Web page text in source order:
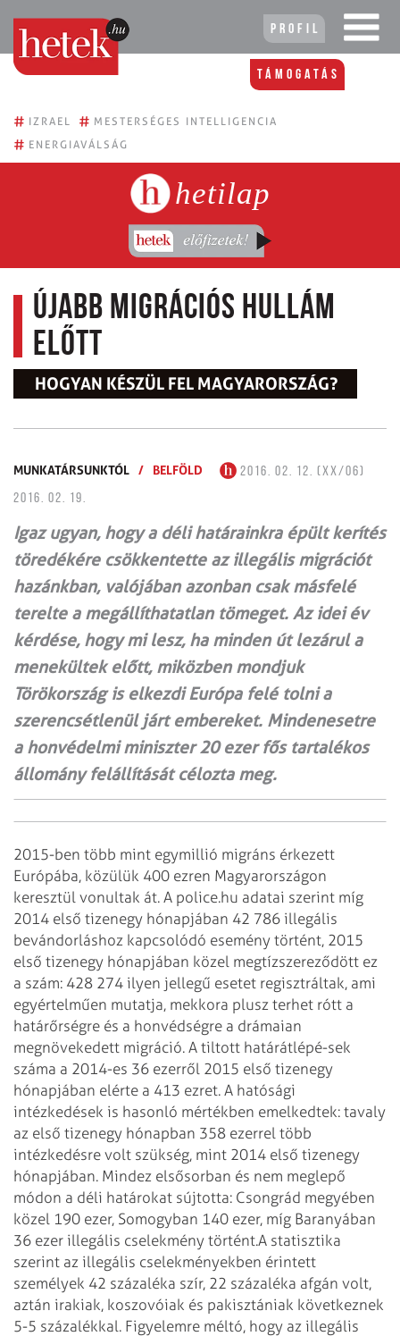
Profil
Támogatás
# IZRAEL # MESTERSÉGES INTELLIGENCIA
# ENERGIAVÁLSÁG
hetilap
Újabb migrációs hullám
előtt
HOGYAN KÉSZÜL FEL MAGYARORSZÁG?
MUNKATÁRSUNKTÓL / BELFÖLD
2016. 02. 12. (XX/06)
2016. 02. 19.
Igaz ugyan, hogy a déli határainkra épült kerítés
töredékére csökkentette az illegális migrációt
hazánkban, valójában azonban csak másfelé
terelte a megállíthatatlan tömeget. Az idei év
kérdése, hogy mi lesz, ha minden út lezárul a
menekültek előtt, miközben mondjuk
Törökország is elkezdi Európa felé tolni a
szerencsétlenül járt embereket. Mindenesetre
a honvédelmi miniszter 20 ezer fős tartalékos
állomány felállítását célozta meg.
2015-ben több mint egymillió migráns érkezett
Európába, közülük 400 ezren Magyarországon
keresztül vonultak át. A police.hu adatai szerint míg
2014 első tizenegy hónapjában 42 786 illegális
bevándorláshoz kapcsolódó esemény történt, 2015
első tizenegy hónapjában közel megtízszereződött ez
a szám: 428 274 ilyen jellegű esetet regisztráltak, ami
egyértelműen mutatja, mekkora plusz terhet rótt a
határőrségre és a honvédségre a drámaian
megnövekedett migráció. A tiltott határátlépé­-sek
száma a 2014-es 36 ezerről 2015 első tizenegy
hónapjában elérte a 413 ezret. A hatósági
intézkedések is hasonló mértékben emelkedtek: tavaly
az első tizenegy hónapban 358 ezerrel több
intézkedésre volt szükség, mint 2014 első tizenegy
hónapjában. Mindez elsősorban és nem meglepő
módon a déli határokat sújtotta: Csongrád megyében
közel 190 ezer, Somogyban 140 ezer, míg Baranyában
36 ezer illegális cselekmény történt.A statisztika
szerint az illegális cselekményekben érintett
személyek 42 százaléka szír, 22 százaléka afgán volt,
aztán irakiak, koszovóiak és pakisztániak következnek
5-5 százalékkal. Figyelemre méltó, hogy az illegális